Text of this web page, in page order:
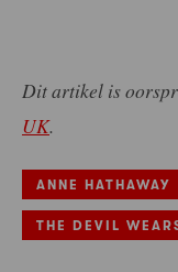
Dit artikel is
UK.
ANNE HATHAWAY
THE DEVIL